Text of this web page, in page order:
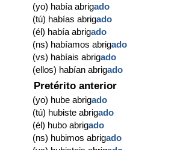
(yo) había abrigado
(tú) habías abrigado
(él) había abrigado
(ns) habíamos abrigado
(vs) habíais abrigado
(ellos) habían abrigado
Pretérito anterior
(yo) hube abrigado
(tú) hubiste abrigado
(él) hubo abrigado
(ns) hubimos abrigado